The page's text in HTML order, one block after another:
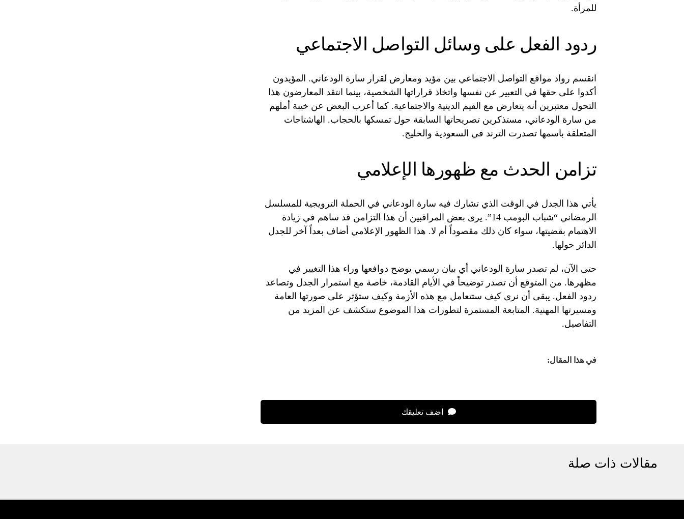
للمرأة.
ردود الفعل على وسائل التواصل الاجتماعي
انقسم رواد مواقع التواصل الاجتماعي بين مؤيد ومعارض لقرار سارة الودعاني. المؤيدون
أكدوا على حقها في التعبير عن نفسها واتخاذ قراراتها الشخصية، بينما انتقد المعارضون هذا
التحول معتبرين أنه يتعارض مع القيم الدينية والاجتماعية. كما أعرب البعض عن خيبة أملهم
من سارة الودعاني، مستذكرين تصريحاتها السابقة حول تمسكها بالحجاب. الهاشتاجات
المتعلقة باسمها تصدرت الترند في السعودية والخليج.
تزامن الحدث مع ظهورها الإعلامي
يأتي هذا الجدل في الوقت الذي تشارك فيه سارة الودعاني في الحملة الترويجية للمسلسل
الرمضاني “شباب البومب 14”. يرى بعض المراقبين أن هذا التزامن قد ساهم في زيادة
الاهتمام بقضيتها، سواء كان ذلك مقصوداً أم لا. هذا الظهور الإعلامي أضاف بعداً آخر للجدل
الدائر حولها.
حتى الآن، لم تصدر سارة الودعاني أي بيان رسمي يوضح دوافعها وراء هذا التغيير في
مظهرها. من المتوقع أن تصدر توضيحاً في الأيام القادمة، خاصة مع استمرار الجدل وتصاعد
ردود الفعل. يبقى أن نرى كيف ستتعامل مع هذه الأزمة وكيف ستؤثر على صورتها العامة
ومسيرتها المهنية. المتابعة المستمرة لتطورات هذا الموضوع ستكشف عن المزيد من
التفاصيل.
في هذا المقال:
اضف تعليقك
مقالات ذات صلة